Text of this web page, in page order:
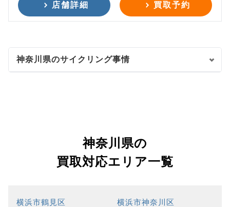
店舗詳細 買取予約
神奈川県のサイクリング事情
神奈川県の
買取対応エリア一覧
横浜市鶴見区 横浜市神奈川区